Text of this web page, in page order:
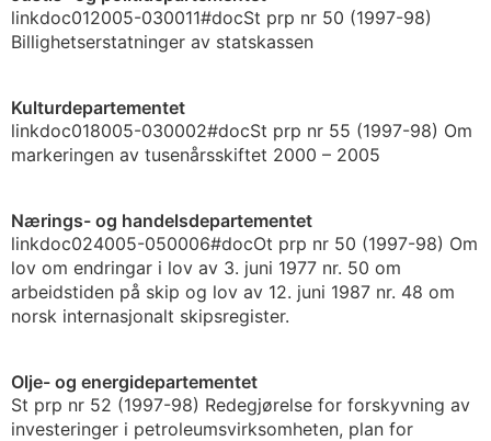
linkdoc012005-030011#docSt prp nr 50 (1997-98)
Billighetserstatninger av statskassen
Kulturdepartementet
linkdoc018005-030002#docSt prp nr 55 (1997-98) Om
markeringen av tusenårsskiftet 2000 – 2005
Nærings- og handelsdepartementet
linkdoc024005-050006#docOt prp nr 50 (1997-98) Om
lov om endringar i lov av 3. juni 1977 nr. 50 om
arbeidstiden på skip og lov av 12. juni 1987 nr. 48 om
norsk internasjonalt skipsregister.
Olje- og energidepartementet
St prp nr 52 (1997-98) Redegjørelse for forskyvning av
investeringer i petroleumsvirksomheten, plan for